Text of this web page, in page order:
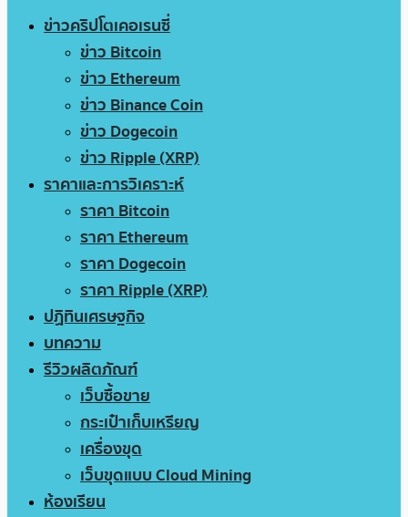
ข่าวคริปโตเคอเรนซี่
ข่าว Bitcoin
ข่าว Ethereum
ข่าว Binance Coin
ข่าว Dogecoin
ข่าว Ripple (XRP)
ราคาและการวิเคราะห์
ราคา Bitcoin
ราคา Ethereum
ราคา Dogecoin
ราคา Ripple (XRP)
ปฏิทินเศรษฐกิจ
บทความ
รีวิวผลิตภัณฑ์
เว็บซื้อขาย
กระเป๋าเก็บเหรียญ
เครื่องขุด
เว็บขุดแบบ Cloud Mining
ห้องเรียน